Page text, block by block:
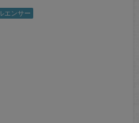
エンサー